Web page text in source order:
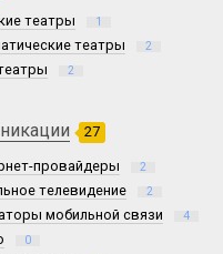
театры 1
театры 2
2
27
провайдеры 2
телевидение 2
мобильной связи 4
0